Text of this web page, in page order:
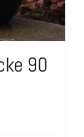
90